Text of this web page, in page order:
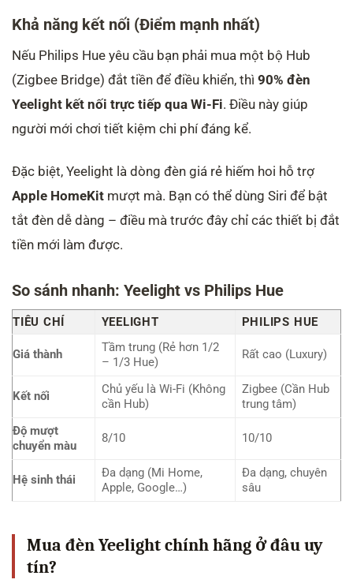
Khả năng kết nối (Điểm mạnh nhất)
Nếu Philips Hue yêu cầu bạn phải mua một bộ Hub
(Zigbee Bridge) đắt tiền để điều khiển, thì 90% đèn
Yeelight kết nối trực tiếp qua Wi-Fi. Điều này giúp
người mới chơi tiết kiệm chi phí đáng kể.
Đặc biệt, Yeelight là dòng đèn giá rẻ hiếm hoi hỗ trợ
Apple HomeKit mượt mà. Bạn có thể dùng Siri để bật
tắt đèn dễ dàng – điều mà trước đây chỉ các thiết bị đắt
tiền mới làm được.
So sánh nhanh: Yeelight vs Philips Hue
TIÊU CHÍ YEELIGHT PHILIPS HUE
Giá thành
Tầm trung (Rẻ hơn 1/2
– 1/3 Hue)
Rất cao (Luxury)
Kết nối
Chủ yếu là Wi-Fi (Không
cần Hub)
Zigbee (Cần Hub
trung tâm)
Độ mượt
chuyển màu
8/10 10/10
Hệ sinh thái
Đa dạng (Mi Home,
Apple, Google…)
Đa dạng, chuyên
sâu
Mua đèn Yeelight chính hãng ở đâu uy
tín?